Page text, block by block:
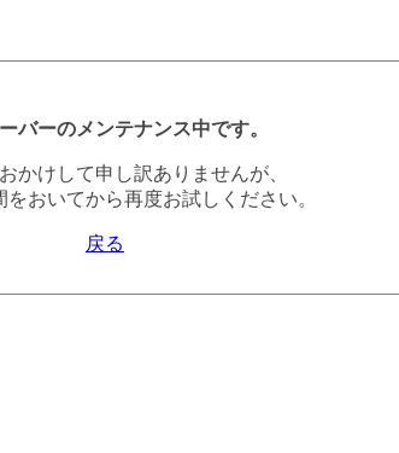
バーのメンテナンス中です。
かけして申し訳ありませんが、
をおいてから再度お試しください。
戻る